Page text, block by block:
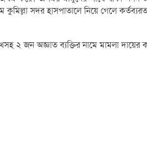
সদর হাসপাতালে নিয়ে গেলে
২ জন অজ্ঞাত ব্যক্তির নামে মামলা দায়ের